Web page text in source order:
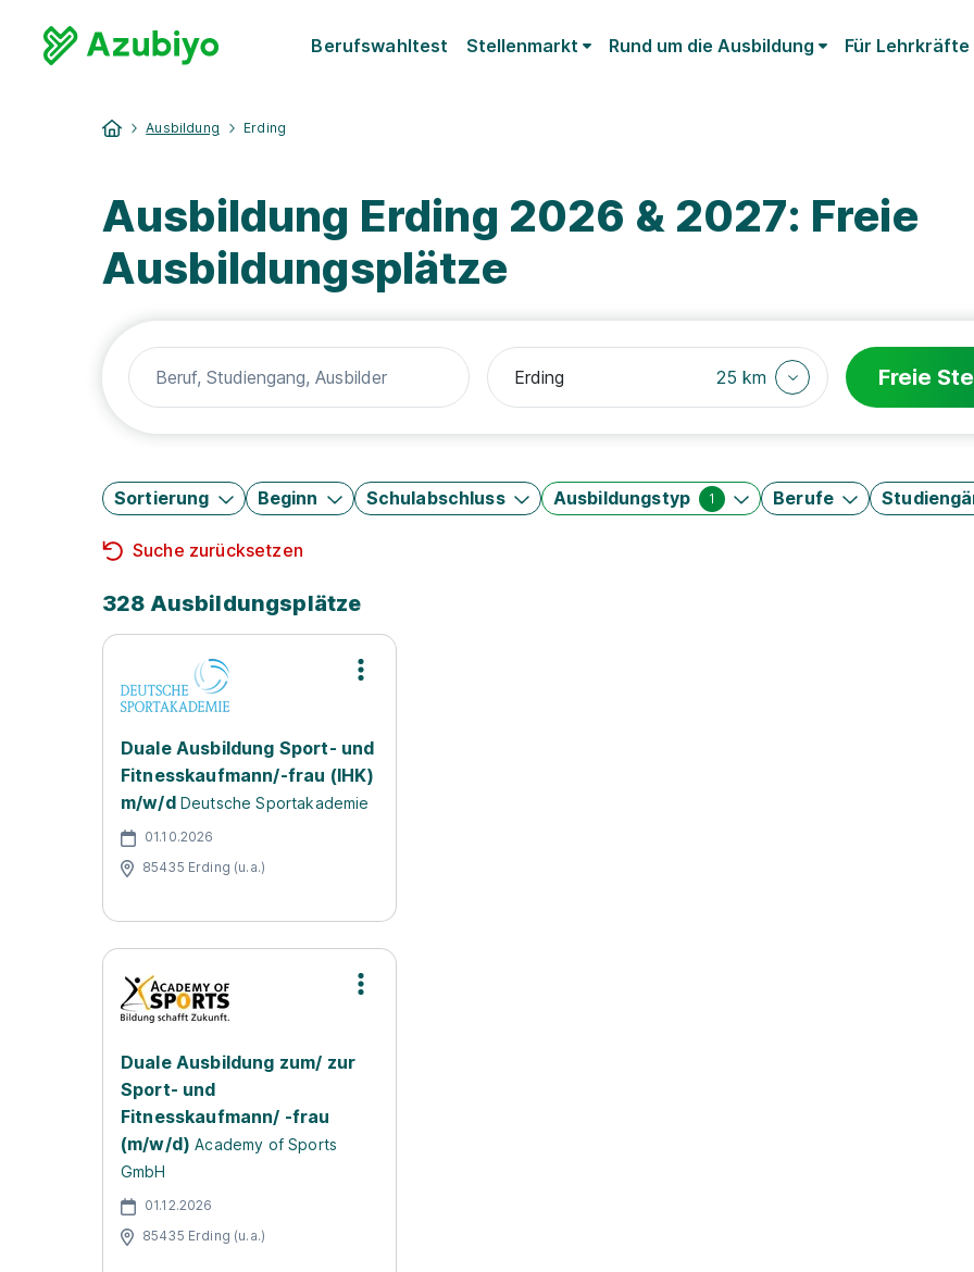
Berufswahltest Stellenmarkt Rund um die Ausbildung Für Lehrkräfte
Ausbildung Erding
Ausbildung Erding 2026 & 2027: Freie
Ausbildungsplätze
25 km Freie
Sortierung Beginn Schulabschluss Ausbildungstyp 1 Berufe
Suche zurücksetzen
328 Ausbildungsplätze
Duale Ausbildung Sport- und
Fitnesskaufmann/-frau (IHK)
m/w/d Deutsche Sportakademie
01.10.2026
85435 Erding (u.a.)
Duale Ausbildung zum/ zur
Sport- und
Fitnesskaufmann/ -frau
(m/w/d) Academy of Sports
GmbH
01.12.2026
85435 Erding (u.a.)